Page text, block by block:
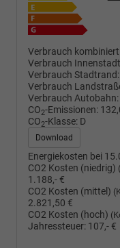
Verbrauch
Verbrauch
Verbrauch Stadtrand:
Verbrauch
Verbrauch Autobahn:
CO2-Emissionen:
CO2-Klasse: D
Download
Energiekosten bei
CO2 Kosten (niedrig)
1.188,- €
CO2 Kosten (mittel)
2.821,50 €
CO2 Kosten (hoch)
Jahressteuer: 107,- €